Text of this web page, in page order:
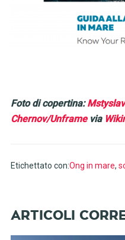
Foto di copertina:Mstyslav
Chernov/Unframevia
Etichettato con:Ong in mare,